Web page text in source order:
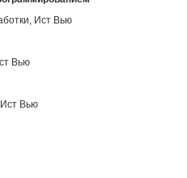
Ист Вью
Вью
Вью